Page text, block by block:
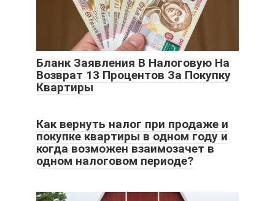
Бланк Заявления В Налоговую На
Возврат 13 Процентов За Покупку
Квартиры
Как вернуть налог при продаже и
покупке квартиры в одном году и
когда возможен взаимозачет в
одном налоговом периоде?